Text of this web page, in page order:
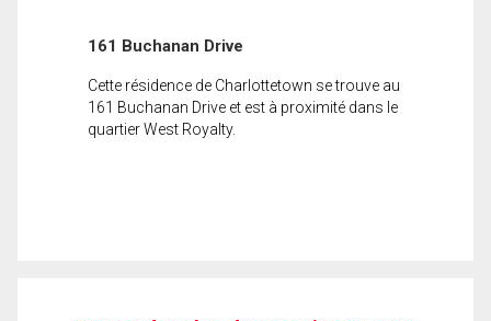
161 Buchanan Drive
Cette résidence de Charlottetown se trouve au
161 Buchanan Drive et est à proximité dans le
quartier West Royalty.